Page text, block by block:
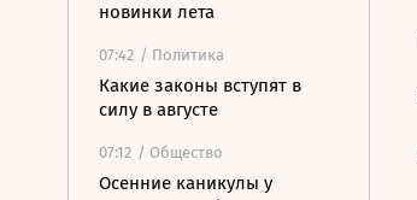
новинки лета
07:42 / Политика
Какие законы вступят в
силу в августе
07:12 / Общество
Осенние каникулы у